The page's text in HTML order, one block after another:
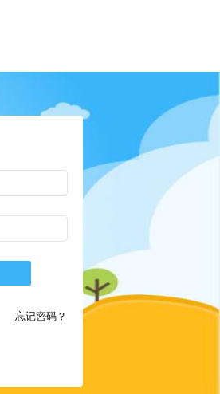
忘记密码？